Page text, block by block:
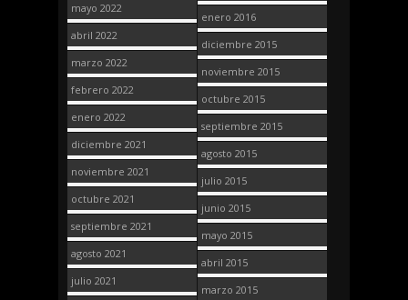
mayo 2022
abril 2022
marzo 2022
febrero 2022
enero 2022
diciembre 2021
noviembre 2021
octubre 2021
septiembre 2021
agosto 2021
julio 2021
enero 2016
diciembre 2015
noviembre 2015
octubre 2015
septiembre 2015
agosto 2015
julio 2015
junio 2015
mayo 2015
abril 2015
marzo 2015